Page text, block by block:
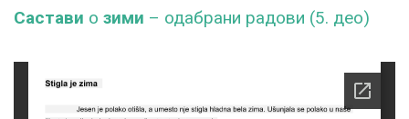
Састави о зими – одабрани радови (5. део)